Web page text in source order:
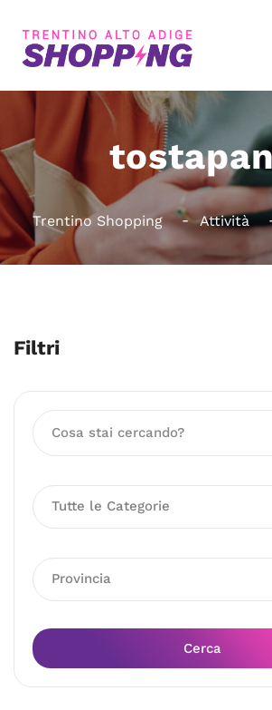
Trentino Shopping Attività
Filtri
Tutte le Categorie
Provincia
Cerca